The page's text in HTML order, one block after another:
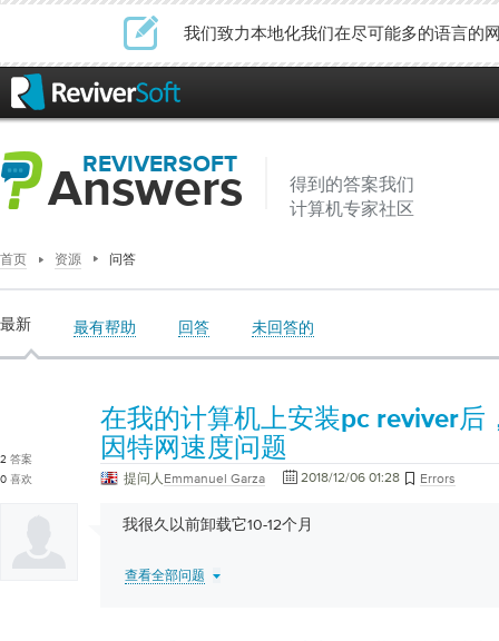
我们致力本地化我们在尽可能多的语言的
REVIVERSOFT
Answers
得到的答案我们
计算机专家社区
首页 资源 问答
最新 最有帮助 回答 未回答的
2 答案
0 喜欢
在我的计算机上安装pc reviver后
因特网速度问题
提问人 Emmanuel Garza 2018/12/06 01:28 Errors
我很久以前卸载它10-12个月
查看全部问题